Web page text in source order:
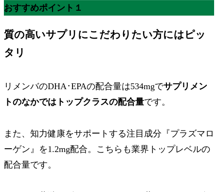
おすすめポイント１
質の高いサプリ にこだわりたい方にはピッ
タリ
リメンバのDHA･EPAの配合量は534mgでサプリメン
トのなかではトップクラスの配合量です。
また、知力健康をサポートする注目成分『プラズマロ
ーゲン』を1.2mg配合。こちらも業界トップレベルの
配合量です。